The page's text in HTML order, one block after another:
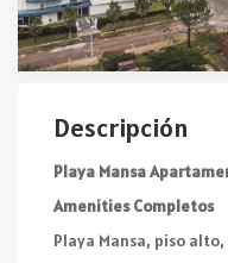
Descripción
Playa Mansa
Amenities Completos
Playa Mansa, piso